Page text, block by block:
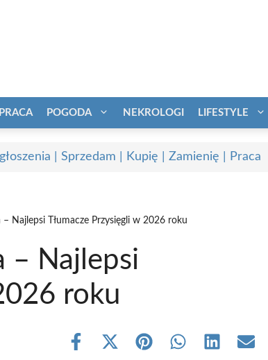
PRACA POGODA NEKROLOGI LIFESTYLE
| Sprzedam | Kupię | Zamienię | Praca
– Najlepsi Tłumacze Przysięgli w 2026 roku
– Najlepsi
roku
Share
Share Share Share Share Share